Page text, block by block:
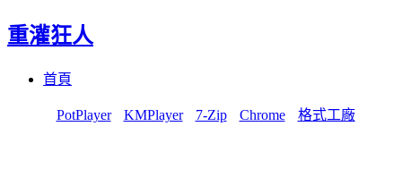
重灌狂人
首頁
PotPlayer KMPlayer 7-Zip Chrome 格式工廠